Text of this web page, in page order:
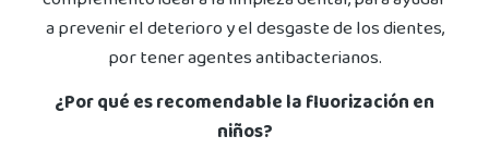
a prevenir el deterioro y el desgaste de los dientes,
por tener agentes antibacterianos.
¿Por qué es recomendable la fluorización en
niños?